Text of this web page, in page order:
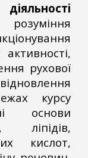
рухової
курсу
основи
ліпідів,
кислот,